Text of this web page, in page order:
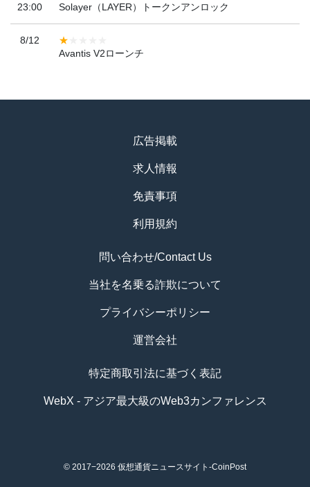
23:00
Solayer（LAYER）トークンアンロック
8/12
Avantis V2ローンチ
広告掲載
求人情報
免責事項
利用規約
問い合わせ/Contact Us
当社を名乗る詐欺について
プライバシーポリシー
運営会社
特定商取引法に基づく表記
WebX - アジア最大級のWeb3カンファレンス
© 2017−2026 仮想通貨ニュースサイト-CoinPost